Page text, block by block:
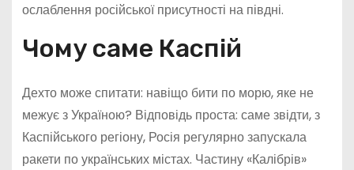
ослаблення російської присутності на півдні.
Чому саме Каспій
Дехто може спитати: навіщо бити по морю, яке не
межує з Україною? Відповідь проста: саме звідти, з
Каспійського регіону, Росія регулярно запускала
ракети по українських містах. Частину «Калібрів»